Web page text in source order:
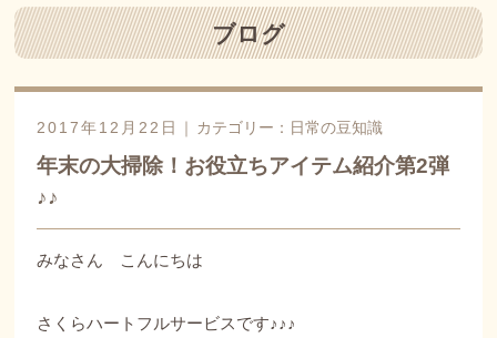
ブログ
2017年12月22日｜ カテゴリー： 日常の豆知識
年末の大掃除！お役立ちアイテム紹介第2弾
♪♪
みなさん こんにちは
さくらハートフルサービスです♪♪♪